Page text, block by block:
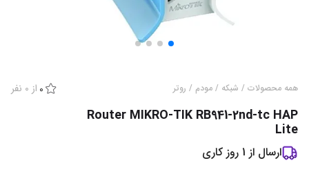
همه محصولات / شبکه / مودم / روتر 0 از 0 نفر
Router MIKRO-TIK RB941-2nd-tc HAP
Lite
ارسال از 1 روز کاری